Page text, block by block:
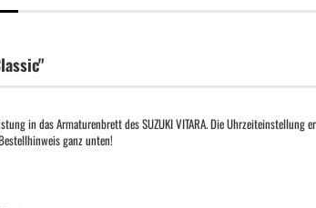
in das Armaturenbrett des SUZUKI VITARA. Die
ganz unten!